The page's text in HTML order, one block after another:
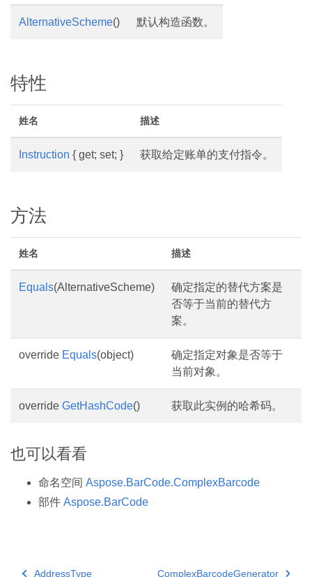
AlternativeScheme() 默认构造函数。
特性
姓名 描述
Instruction { get; set; } 获取给定账单的支付指令。
方法
姓名 描述
Equals(AlternativeScheme)
确定指定的替代方案是
否等于当前的替代方
案。
override Equals(object)
确定指定对象是否等于
当前对象。
override GetHashCode() 获取此实例的哈希码。
也可以看看
命名空间 Aspose.BarCode.ComplexBarcode
部件 Aspose.BarCode
AddressType ComplexBarcodeGenerator